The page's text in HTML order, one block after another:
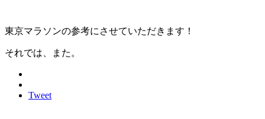
東京マラソンの参考にさせていただきます！
それでは、また。
Tweet